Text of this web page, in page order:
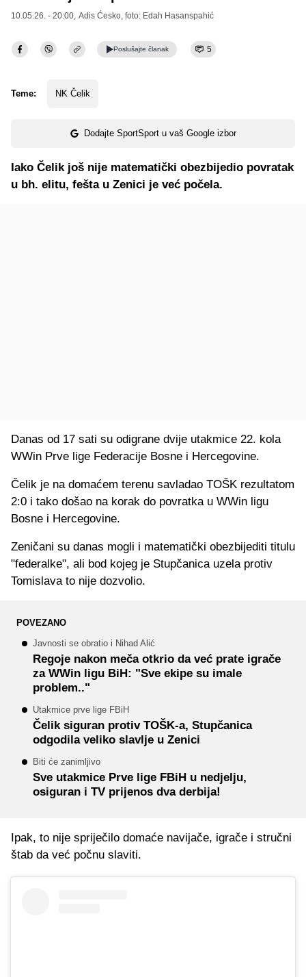
10.05.26. - 20:00, Adis Ćesko , foto: Edah Hasanspahić
Poslušajte članak 5
Teme: NK Čelik
Dodajte SportSport u vaš Google izbor
Iako Čelik još nije matematički obezbijedio povratak
u bh. elitu, fešta u Zenici je već počela.
Danas od 17 sati su odigrane dvije utakmice 22. kola
WWin Prve lige Federacije Bosne i Hercegovine.
Čelik je na domaćem terenu savladao TOŠK rezultatom
2:0 i tako došao na korak do povratka u WWin ligu
Bosne i Hercegovine.
Zeničani su danas mogli i matematički obezbijediti titulu
"federalke", ali bod kojeg je Stupčanica uzela protiv
Tomislava to nije dozvolio.
POVEZANO
Javnosti se obratio i Nihad Alić
Regoje nakon meča otkrio da već prate igrače
za WWin ligu BiH: "Sve ekipe su imale
problem.."
Utakmice prve lige FBiH
Čelik siguran protiv TOŠK-a, Stupčanica
odgodila veliko slavlje u Zenici
Biti će zanimljivo
Sve utakmice Prve lige FBiH u nedjelju,
osiguran i TV prijenos dva derbija!
Ipak, to nije spriječilo domaće navijače, igrače i stručni
štab da već počnu slaviti.